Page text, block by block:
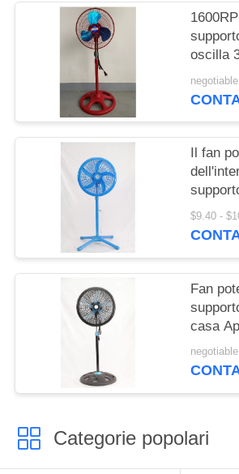
oscilla
Il fan
le 3
pollici
Fan
casa
3/5 di
Categorie popolari